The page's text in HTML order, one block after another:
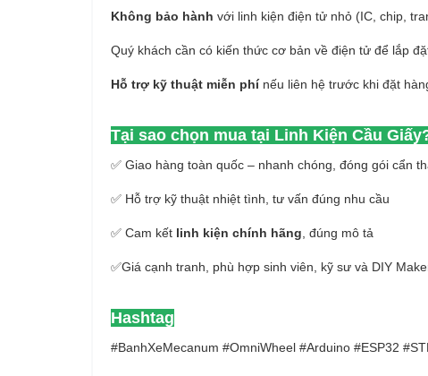
Không bảo hành với linh kiện điện tử nhỏ (IC, chip,
Quý khách cần có kiến thức cơ bản về điện tử để lắp
Hỗ trợ kỹ thuật miễn phínếu liên hệ trước khi đặt
Tại sao chọn mua tại Linh Kiện Cầu
✅ Giao hàng toàn quốc – nhanh chóng, đóng gói cẩn
✅ Hỗ trợ kỹ thuật nhiệt tình, tư vấn đúng nhu cầu
✅ Cam kết linh kiện chính hãng , đúng mô tả
✅Giá cạnh tranh, phù hợp sinh viên, kỹ sư và DIY
Hashtag
#BanhXeMecanum #OmniWheel #Arduino #ESP32